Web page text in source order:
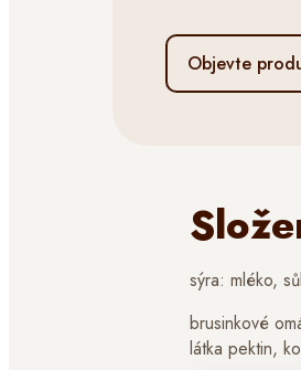
Objevte
sýra: mléko,
brusinkové
látka pektin,